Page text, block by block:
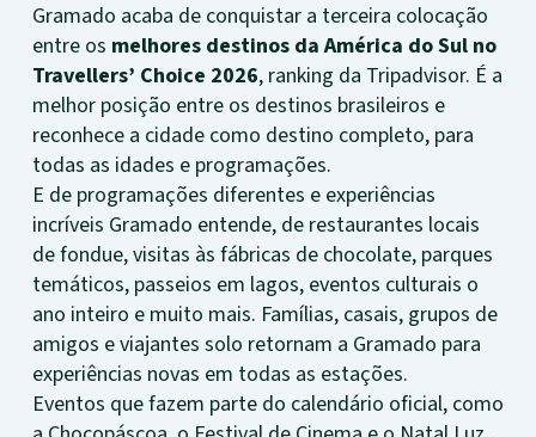
Gramado acaba de conquistar a terceira colocação
entre os melhores destinos da América do Sul no
Travellers’ Choice 2026, ranking da Tripadvisor. É a
melhor posição entre os destinos brasileiros e
reconhece a cidade como destino completo, para
todas as idades e programações.
E de programações diferentes e experiências
incríveis Gramado entende, de restaurantes locais
de fondue, visitas às fábricas de chocolate, parques
temáticos, passeios em lagos, eventos culturais o
ano inteiro e muito mais. Famílias, casais, grupos de
amigos e viajantes solo retornam a Gramado para
experiências novas em todas as estações.
Eventos que fazem parte do calendário oficial, como